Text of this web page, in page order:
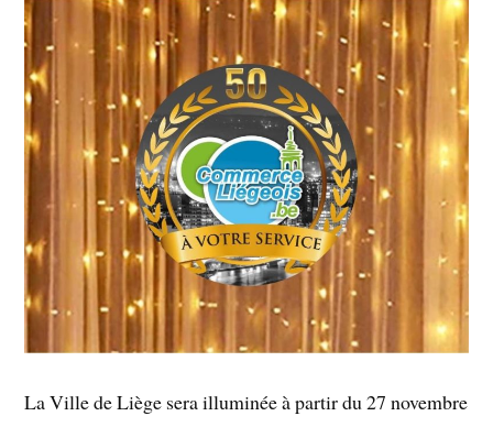
La Ville de Liège sera illuminée à partir du 27 novembre